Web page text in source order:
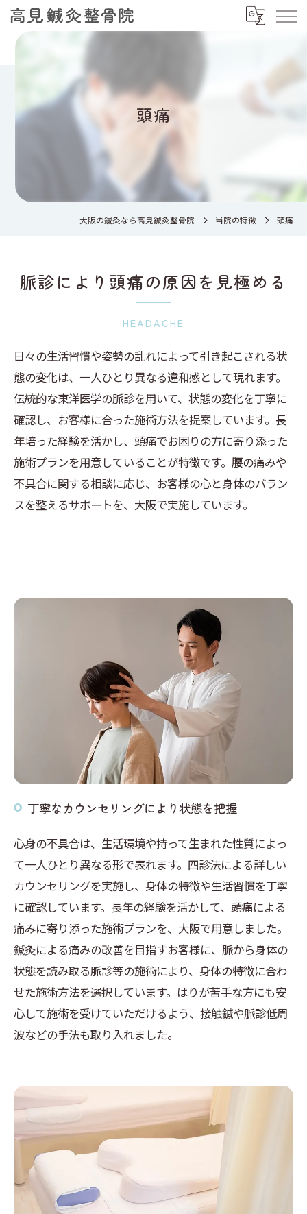
頭痛
大阪の鍼灸なら高見鍼灸整骨院 当院の特徴 頭痛
脈診により頭痛の原因を見極める
HEADACHE
日々の生活習慣や姿勢の乱れによって引き起こされる状
態の変化は、一人ひとり異なる違和感として現れます。
伝統的な東洋医学の脈診を用いて、状態の変化を丁寧に
確認し、お客様に合った施術方法を提案しています。長
年培った経験を活かし、頭痛でお困りの方に寄り添った
施術プランを用意していることが特徴です。腰の痛みや
不具合に関する相談に応じ、お客様の心と身体のバラン
スを整えるサポートを、大阪で実施しています。
丁寧なカウンセリングにより状態を把握
心身の不具合は、生活環境や持って生まれた性質によっ
て一人ひとり異なる形で表れます。四診法による詳しい
カウンセリングを実施し、身体の特徴や生活習慣を丁寧
に確認しています。長年の経験を活かして、頭痛による
痛みに寄り添った施術プランを、大阪で用意しました。
鍼灸による痛みの改善を目指すお客様に、脈から身体の
状態を読み取る脈診等の施術により、身体の特徴に合わ
せた施術方法を選択しています。はりが苦手な方にも安
心して施術を受けていただけるよう、接触鍼や脈診低周
波などの手法も取り入れました。